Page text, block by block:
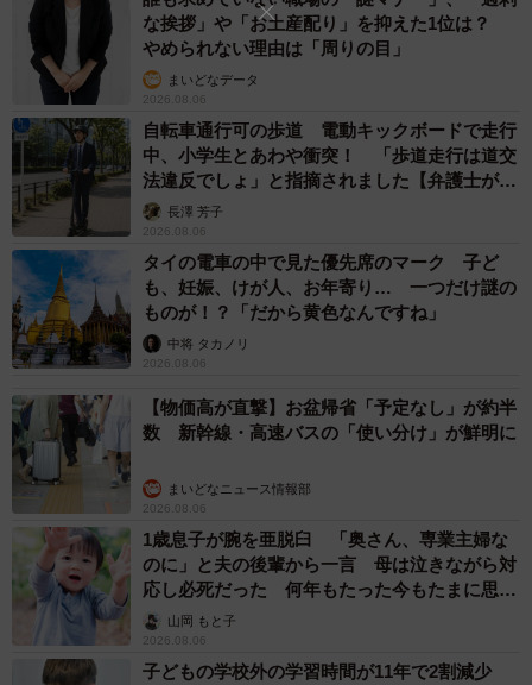
な挨拶」や「お土産配り」を抑えた1位は？
やめられない理由は「周りの目」
まいどなデータ
2026.08.06
自転車通行可の歩道 電動キックボードで走行
中、小学生とあわや衝突！ 「歩道走行は道交
法違反でしょ」と指摘されました【弁護士が解
説】長澤 芳子
2026.08.06
タイの電車の中で見た優先席のマーク 子ど
も、妊娠、けが人、お年寄り… 一つだけ謎の
ものが！？「だから黄色なんですね」
中将 タカノリ
2026.08.06
【物価高が直撃】お盆帰省「予定なし」が約半
数 新幹線・高速バスの「使い分け」が鮮明に
まいどなニュース情報部
2026.08.06
1歳息子が腕を亜脱臼 「奥さん、専業主婦な
のに」と夫の後輩から一言 母は泣きながら対
応し必死だった 何年もたった今もたまに思い
出し…山岡 もと子
2026.08.06
子どもの学校外の学習時間が11年で2割減少